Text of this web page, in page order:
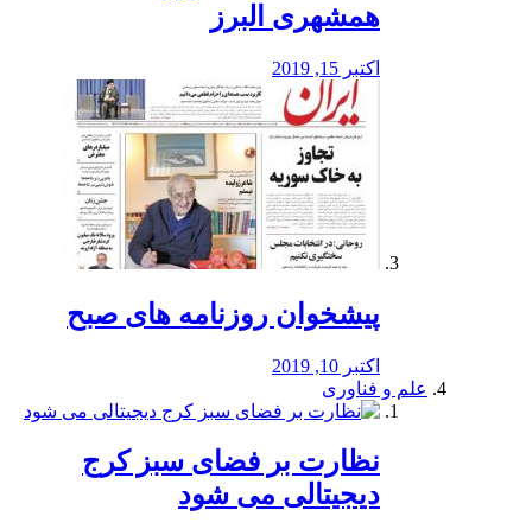
همشهری البرز
اکتبر 15, 2019
پیشخوان روزنامه های صبح
اکتبر 10, 2019
علم و فناوری
نظارت بر فضای سبز کرج
دیجیتالی می شود